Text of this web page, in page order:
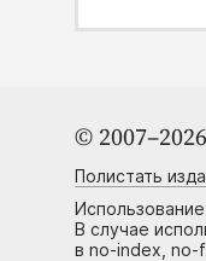
©
Полистать
В случае
в no-index, no-